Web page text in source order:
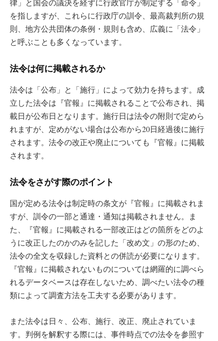
律」と国会の議決を経ずに行政官庁が制定する「命令」
を指しますが、これらに行政庁の訓令、最高裁判所の規
則、地方公共団体の条例・規則も含め、広義に「法令」
と呼ぶことも多くなっています。
法令は何に掲載されるか
法令は「公布」と「施行」によって効力を持ちます。成
立した法令は『官報』に掲載されることで公布され、掲
載日が公布日となります。施行日は法令の附則で定めら
れますが、定めがない場合は公布から20日経過後に施行
されます。法令の改正や廃止についても『官報』に掲載
されます。
法令をさがす際のポイント
国が定める法令は制定時の条文が『官報』に掲載されま
すが、訓令の一部と通達・通知は掲載されません。ま
た、『官報』に掲載される一部改正はどの箇所をどのよ
うに改正したのかのみを記した「改め文」の形のため、
法令の全文を収録した資料との併読が必要になります。
『官報』に掲載されないものについては網羅的に調べら
れるデータベースは存在しないため、調べたい法令の種
類によって調査方法を工夫する必要があります。
また法令は日々、公布、施行、改正、廃止されていま
す。判例を解釈する際には、事件時点での法令を参照す